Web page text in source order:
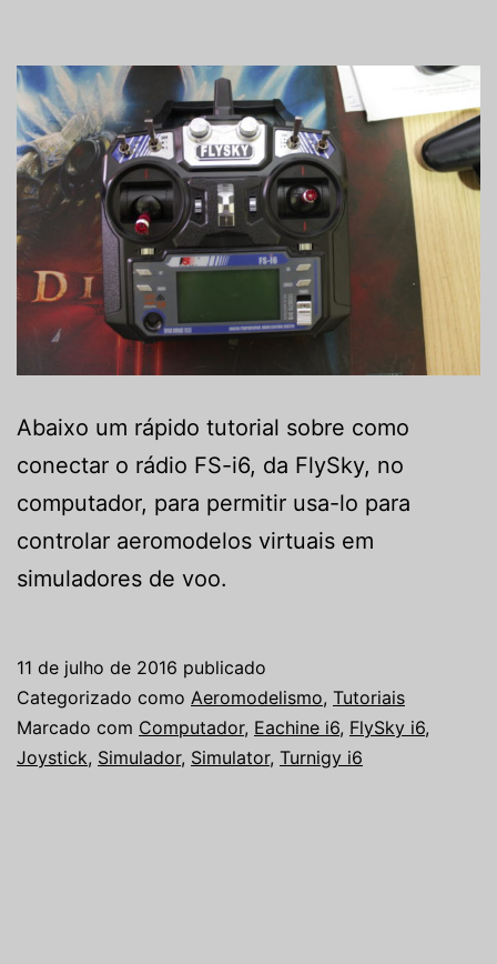
Abaixo um rápido tutorial sobre como
conectar o rádio FS-i6, da FlySky, no
computador, para permitir usa-lo para
controlar aeromodelos virtuais em
simuladores de voo.
11 de julho de 2016 publicado
Categorizado como Aeromodelismo, Tutoriais
Marcado com Computador, Eachine i6, FlySky i6,
Joystick, Simulador, Simulator, Turnigy i6